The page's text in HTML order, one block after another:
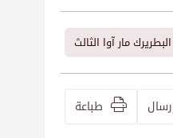
البطريرك مار آوا الثالث
طباعة